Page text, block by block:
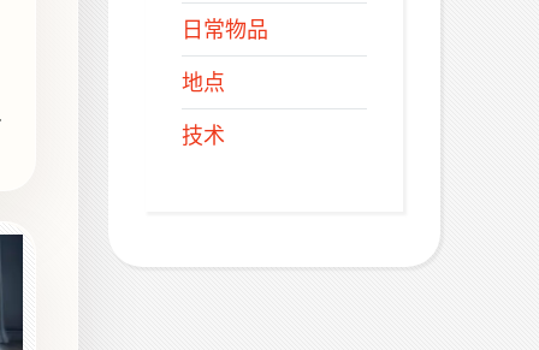
日常物品
地点
技术